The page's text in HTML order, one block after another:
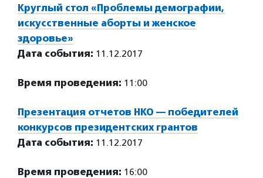
Круглый стол «Проблемы демографии,
искусственные аборты и женское
здоровье»
Дата события: 11.12.2017
Время проведения: 11:00
Презентация отчетов НКО — победителей
конкурсов президентских грантов
Дата события: 11.12.2017
Время проведения: 16:00